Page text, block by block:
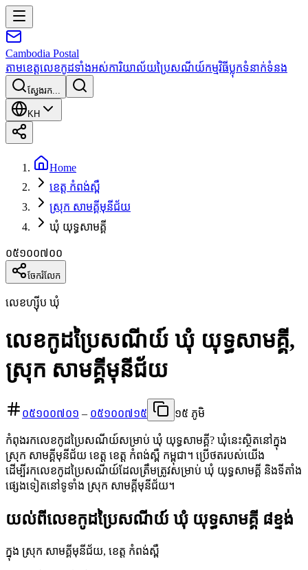
Cambodia Postal
តាមខេត្តលេខកូដទាំងអស់ការិយាល័យប្រៃសណីយ៍កម្មវិធីប្លុកទំនាក់ទំនង
ស្វែងរក...
KH
Home
ខេត្ត កំពង់ស្ពឺ
ស្រុក សាមគ្គីមុនីជ័យ
ឃុំ យុទ្ធសាមគ្គី
០៥១០០៧០០
ចែករំលែក
លេខហ្ស៊ីប ឃុំ
លេខកូដប្រៃសណីយ៍ ឃុំ យុទ្ធសាមគ្គី,
ស្រុក សាមគ្គីមុនីជ័យ
០៥១០០៧០១ – ០៥១០០៧១៥ ១៥ ភូមិ
កំពុងរកលេខកូដប្រៃសណីយ៍សម្រាប់ ឃុំ យុទ្ធសាមគ្គី? ឃុំនេះស្ថិតនៅក្នុង
ស្រុក សាមគ្គីមុនីជ័យ ខេត្ត ខេត្ត កំពង់ស្ពឺ កម្ពុជា។ ប្រើថតរបស់យើង
ដើម្បីរកលេខកូដប្រៃសណីយ៍ដែលត្រឹមត្រូវសម្រាប់ ឃុំ យុទ្ធសាមគ្គី និងទីតាំង
ផ្សេងទៀតនៅទូទាំង ស្រុក សាមគ្គីមុនីជ័យ។
យល់ពីលេខកូដប្រៃសណីយ៍ ឃុំ យុទ្ធសាមគ្គី ៨ខ្ទង់
ក្នុង ស្រុក សាមគ្គីមុនីជ័យ, ខេត្ត កំពង់ស្ពឺ